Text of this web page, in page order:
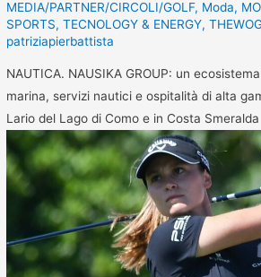
MEDIA/PARTNER/CIRCOLI/GOLF, Moda,
SPORTS,TECNOLOGY & ENERGY,
patriziapierbattista
NAUTICA. NAUSIKA GROUP: un
marina, servizi nautici e ospitalità di alta
Lario del Lago di Como e in Costa Smeralda